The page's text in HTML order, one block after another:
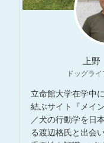
上
ドッグラ
立命館大学在学中
結ぶサイト『メイ
／犬の行動学を日
る渡辺格氏と出会